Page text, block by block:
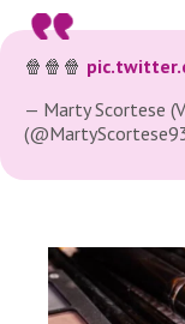
🍿🍿🍿
— Marty Scortese